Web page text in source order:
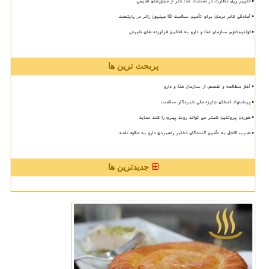
آمادگی کادر درمان برای تأمین سلامت 15 میلیون زائر در پایتخت
اولتیماتوم سازمان غذا و دارو به فعالین فرآورده های طبیعی
پربحث ترین ها
آغاز مطالعه و تفحص از سازمان غذا و دارو
پیشنهاد اعطای جایزه ملی خبرنگار سلامت
خوردن پروتئین کمتر می تواند روند پیری را کند نماید
ضرب الاجل به تأمین کنندگان ذخایر راهبردی دارو به علاوه نامه
جدیدترین ها